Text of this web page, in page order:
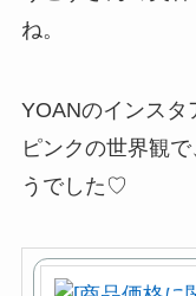
ね。
YOANのインスタ
ピンクの世界観
うでした♡